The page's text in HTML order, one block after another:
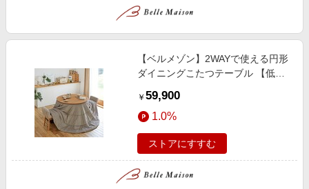
【ベルメゾン】2WAYで使える円形
ダイニングこたつテーブル 【低く
￥ 59,900
1.0%
ストアにすすむ